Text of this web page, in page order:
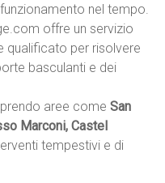
nel tempo.
offre un servizio
qualificato per risolvere
basculanti e dei
aree comeSan
Marconi, Castel
tempestivi e di